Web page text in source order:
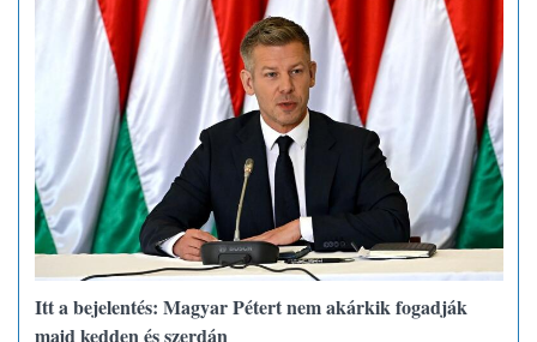
Itt a bejelentés: Magyar Pétert nem akárkik fogadják
majd kedden és szerdán